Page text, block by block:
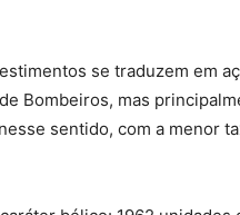
se traduzem em
Bombeiros, mas
sentido, com a menor